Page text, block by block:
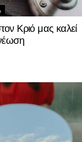
Κριό μας καλεί